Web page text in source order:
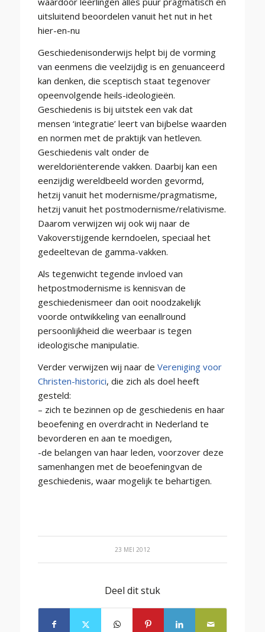
uitsluitend beoordelen vanuit het nut in het
hier-en-nu
Geschiedenisonderwijs helpt bij de vorming
van eenmens die veelzijdig is en genuanceerd
kan denken, die sceptisch staat tegenover
opeenvolgende heils-ideologieën.
Geschiedenis is bij uitstek een vak dat
mensen ‘integratie’ leert van bijbelse waarden
en normen met de praktijk van hetleven.
Geschiedenis valt onder de
wereldoriënterende vakken. Daarbij kan een
eenzijdig wereldbeeld worden gevormd,
hetzij vanuit het modernisme/pragmatisme,
hetzij vanuit het postmodernisme/relativisme.
Daarom verwijzen wij ook wij naar de
Vakoverstijgende kerndoelen, speciaal het
gedeeltevan de gamma-vakken.
Als tegenwicht tegende invloed van
hetpostmodernisme is kennisvan de
geschiedenismeer dan ooit noodzakelijk
voorde ontwikkeling van eenallround
persoonlijkheid die weerbaar is tegen
ideologische manipulatie.
Verder verwijzen wij naar de Vereniging voor
Christen-historici, die zich als doel heeft
gesteld:
– zich te bezinnen op de geschiedenis en haar
beoefening en overdracht in Nederland te
bevorderen en aan te moedigen,
-de belangen van haar leden, voorzover deze
samenhangen met de beoefeningvan de
geschiedenis, waar mogelijk te behartigen.
23 MEI 2012
Deel dit stuk